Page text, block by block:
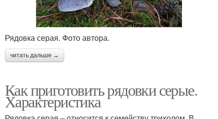
Рядовка серая. Фото автора.
читать дальше →
Как приготовить рядовки серые.
Характеристика